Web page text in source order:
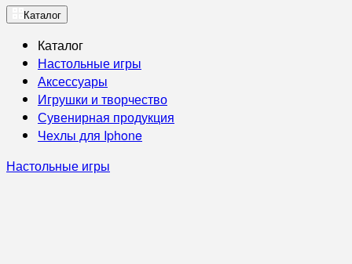
Каталог
Каталог
Настольные игры
Аксессуары
Игрушки и творчество
Сувенирная продукция
Чехлы для Iphone
Настольные игры